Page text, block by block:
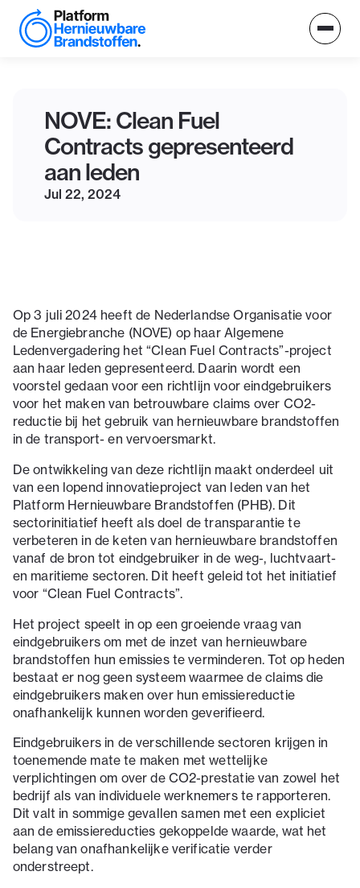
NOVE: Clean Fuel
Contracts gepresenteerd
aan leden
Jul 22, 2024
Op 3 juli 2024 heeft de Nederlandse Organisatie voor
de Energiebranche (NOVE) op haar Algemene
Ledenvergadering het “Clean Fuel Contracts”-project
aan haar leden gepresenteerd. Daarin wordt een
voorstel gedaan voor een richtlijn voor eindgebruikers
voor het maken van betrouwbare claims over CO2-
reductie bij het gebruik van hernieuwbare brandstoffen
in de transport- en vervoersmarkt.
De ontwikkeling van deze richtlijn maakt onderdeel uit
van een lopend innovatieproject van leden van het
Platform Hernieuwbare Brandstoffen (PHB). Dit
sectorinitiatief heeft als doel de transparantie te
verbeteren in de keten van hernieuwbare brandstoffen
vanaf de bron tot eindgebruiker in de weg-, luchtvaart-
en maritieme sectoren. Dit heeft geleid tot het initiatief
voor “Clean Fuel Contracts”.
Het project speelt in op een groeiende vraag van
eindgebruikers om met de inzet van hernieuwbare
brandstoffen hun emissies te verminderen. Tot op heden
bestaat er nog geen systeem waarmee de claims die
eindgebruikers maken over hun emissiereductie
onafhankelijk kunnen worden geverifieerd.
Eindgebruikers in de verschillende sectoren krijgen in
toenemende mate te maken met wettelijke
verplichtingen om over de CO2-prestatie van zowel het
bedrijf als van individuele werknemers te rapporteren.
Dit valt in sommige gevallen samen met een expliciet
aan de emissiereducties gekoppelde waarde, wat het
belang van onafhankelijke verificatie verder
onderstreept.